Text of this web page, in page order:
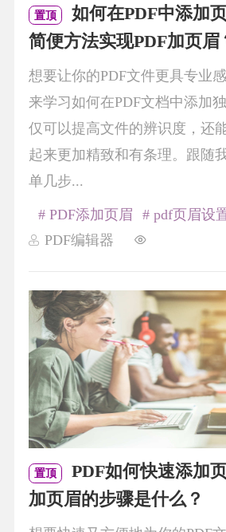
置顶
如何在PDF中添加
简便方法实现PDF加页眉
想要让你的PDF文件更具专业
来学习如何在PDF文档中添加
仅可以提高文件的辨识度，还
起来更加精致和有条理。跟随
单几步...
PDF编辑器
# PDF添加页眉 # pdf页眉设
置顶
PDF如何快速添加
加页眉的步骤是什么？